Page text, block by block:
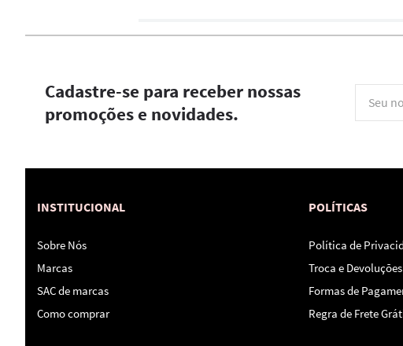
Cadastre-se para receber nossas
promoções e novidades.
INSTITUCIONAL
Sobre Nós
Marcas
SAC de marcas
Como comprar
POLÍTICAS
Política de
Troca e Devoluções
Formas de
Regra de Frete